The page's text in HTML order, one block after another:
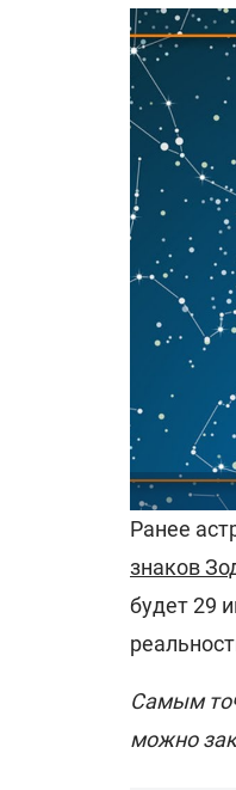
Ранее
знаков
будет 29
Самым
можно